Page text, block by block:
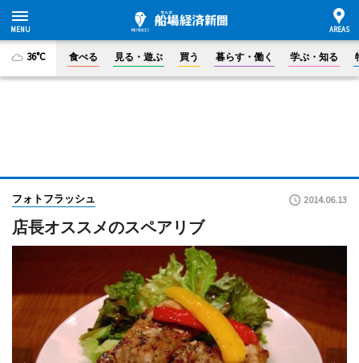
36°C 食べる 見る・遊ぶ 買う 暮らす・働く 学ぶ・知る
フォトフラッシュ 2014.06.13
店長オススメのスペアリブ